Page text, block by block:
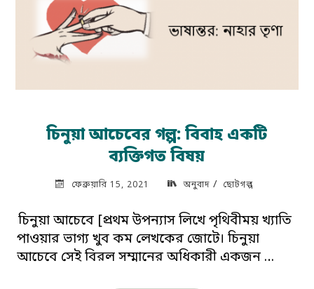
চিনুয়া আচেবের গল্প: বিবাহ একটি
ব্যক্তিগত বিষয়
ফেব্রুয়ারি 15, 2021 অনুবাদ/ ছোটগল্প
চিনুয়া আচেবে [প্রথম উপন্যাস লিখে পৃথিবীময় খ্যাতি
পাওয়ার ভাগ্য খুব কম লেখকের জোটে। চিনুয়া
আচেবে সেই বিরল সম্মানের অধিকারী একজন …